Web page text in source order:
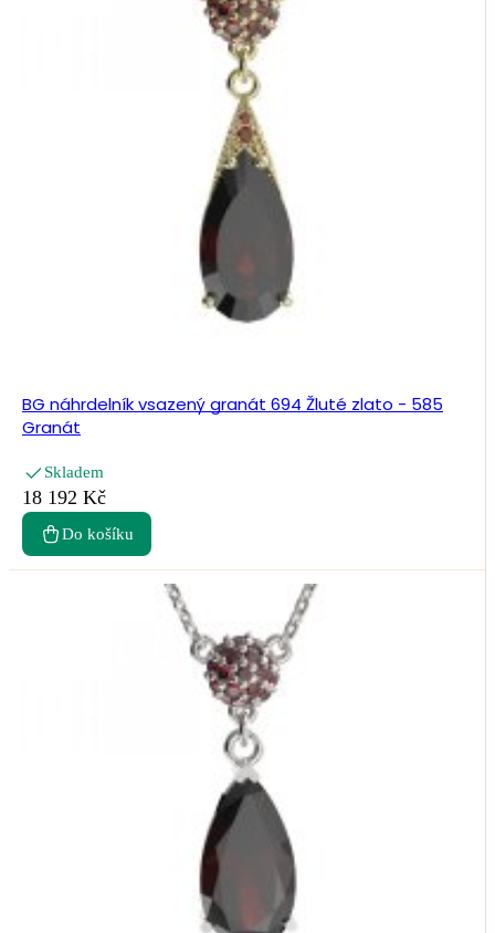
BG náhrdelník vsazený granát 694 Žluté zlato - 585
Granát
Skladem
18 192 Kč
Do košíku